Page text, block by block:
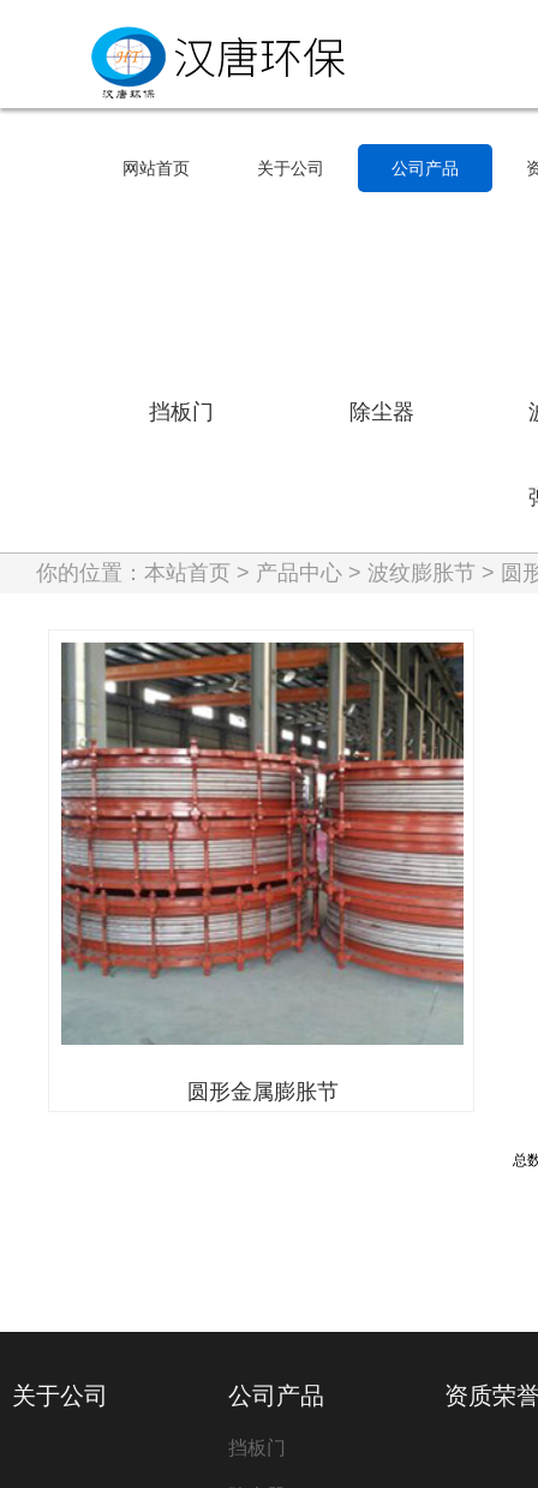
网站首页 关于公司 公司产品
挡板门 除尘器
你的位置： 本站首页 > 产品中心 > 波纹膨胀节 > 圆
圆形金属膨胀节
圆形金属膨胀节
总
关于公司 公司产品
挡板门
资质荣